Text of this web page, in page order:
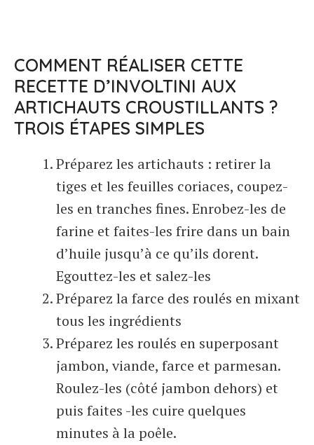
COMMENT RÉALISER CETTE
RECETTE D’INVOLTINI AUX
ARTICHAUTS CROUSTILLANTS ?
TROIS ÉTAPES SIMPLES
Préparez les artichauts : retirer la
tiges et les feuilles coriaces, coupez-
les en tranches fines. Enrobez-les de
farine et faites-les frire dans un bain
d’huile jusqu’à ce qu’ils dorent.
Egouttez-les et salez-les
Préparez la farce des roulés en mixant
tous les ingrédients
Préparez les roulés en superposant
jambon, viande, farce et parmesan.
Roulez-les (côté jambon dehors) et
puis faites -les cuire quelques
minutes à la poêle.